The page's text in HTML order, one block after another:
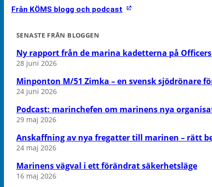
Från KÖMS blogg och podcast
SENASTE FRÅN BLOGGEN
Ny rapport från de marina kadetterna på
28 juni 2026
Minponton M/51 Zimka – en svensk sjödrönare
24 juni 2026
Podcast: marinchefen om marinens nya
29 maj 2026
Anskaffning av nya fregatter till marinen – rätt
24 maj 2026
Marinens vägval i ett förändrat säkerhetsläge
16 maj 2026